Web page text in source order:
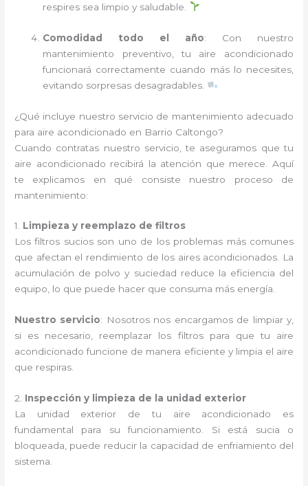
respires sea limpio y saludable.
Comodidad todo el año: Con nuestro
mantenimiento preventivo, tu aire acondicionado
funcionará correctamente cuando más lo necesites,
evitando sorpresas desagradables.
¿Qué incluye nuestro servicio de mantenimiento adecuado
para aire acondicionado en Barrio Caltongo?
Cuando contratas nuestro servicio, te aseguramos que tu
aire acondicionado recibirá la atención que merece. Aquí
te explicamos en qué consiste nuestro proceso de
mantenimiento:
1. Limpieza y reemplazo de filtros
Los filtros sucios son uno de los problemas más comunes
que afectan el rendimiento de los aires acondicionados. La
acumulación de polvo y suciedad reduce la eficiencia del
equipo, lo que puede hacer que consuma más energía.
Nuestro servicio: Nosotros nos encargamos de limpiar y,
si es necesario, reemplazar los filtros para que tu aire
acondicionado funcione de manera eficiente y limpia el aire
que respiras.
2. Inspección y limpieza de la unidad exterior
La unidad exterior de tu aire acondicionado es
fundamental para su funcionamiento. Si está sucia o
bloqueada, puede reducir la capacidad de enfriamiento del
sistema.